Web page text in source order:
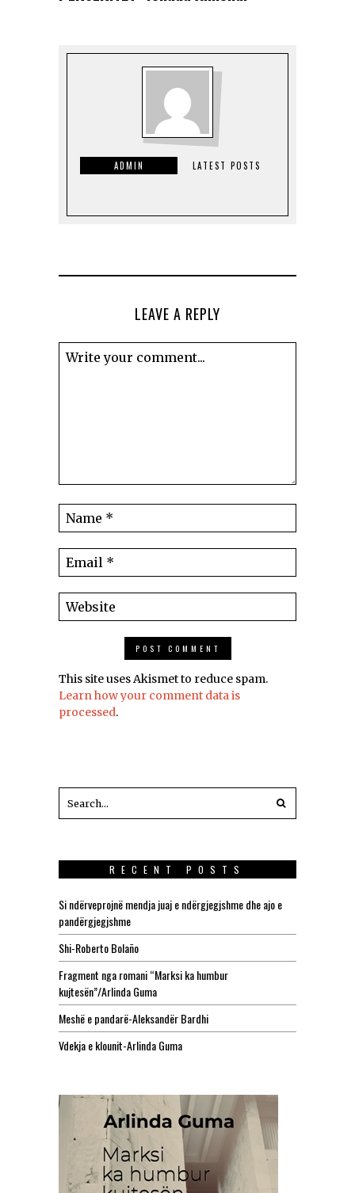
ADMIN LATEST POSTS
LEAVE A REPLY
This site uses Akismet to reduce spam.
Learn how your comment data is
processed.
RECENT POSTS
Si ndërveprojnë mendja juaj e ndërgjegjshme dhe ajo e
pandërgjegjshme
Shi-Roberto Bolaño
Fragment nga romani “Marksi ka humbur
kujtesën”/Arlinda Guma
Meshë e pandarë-Aleksandër Bardhi
Vdekja e klounit-Arlinda Guma